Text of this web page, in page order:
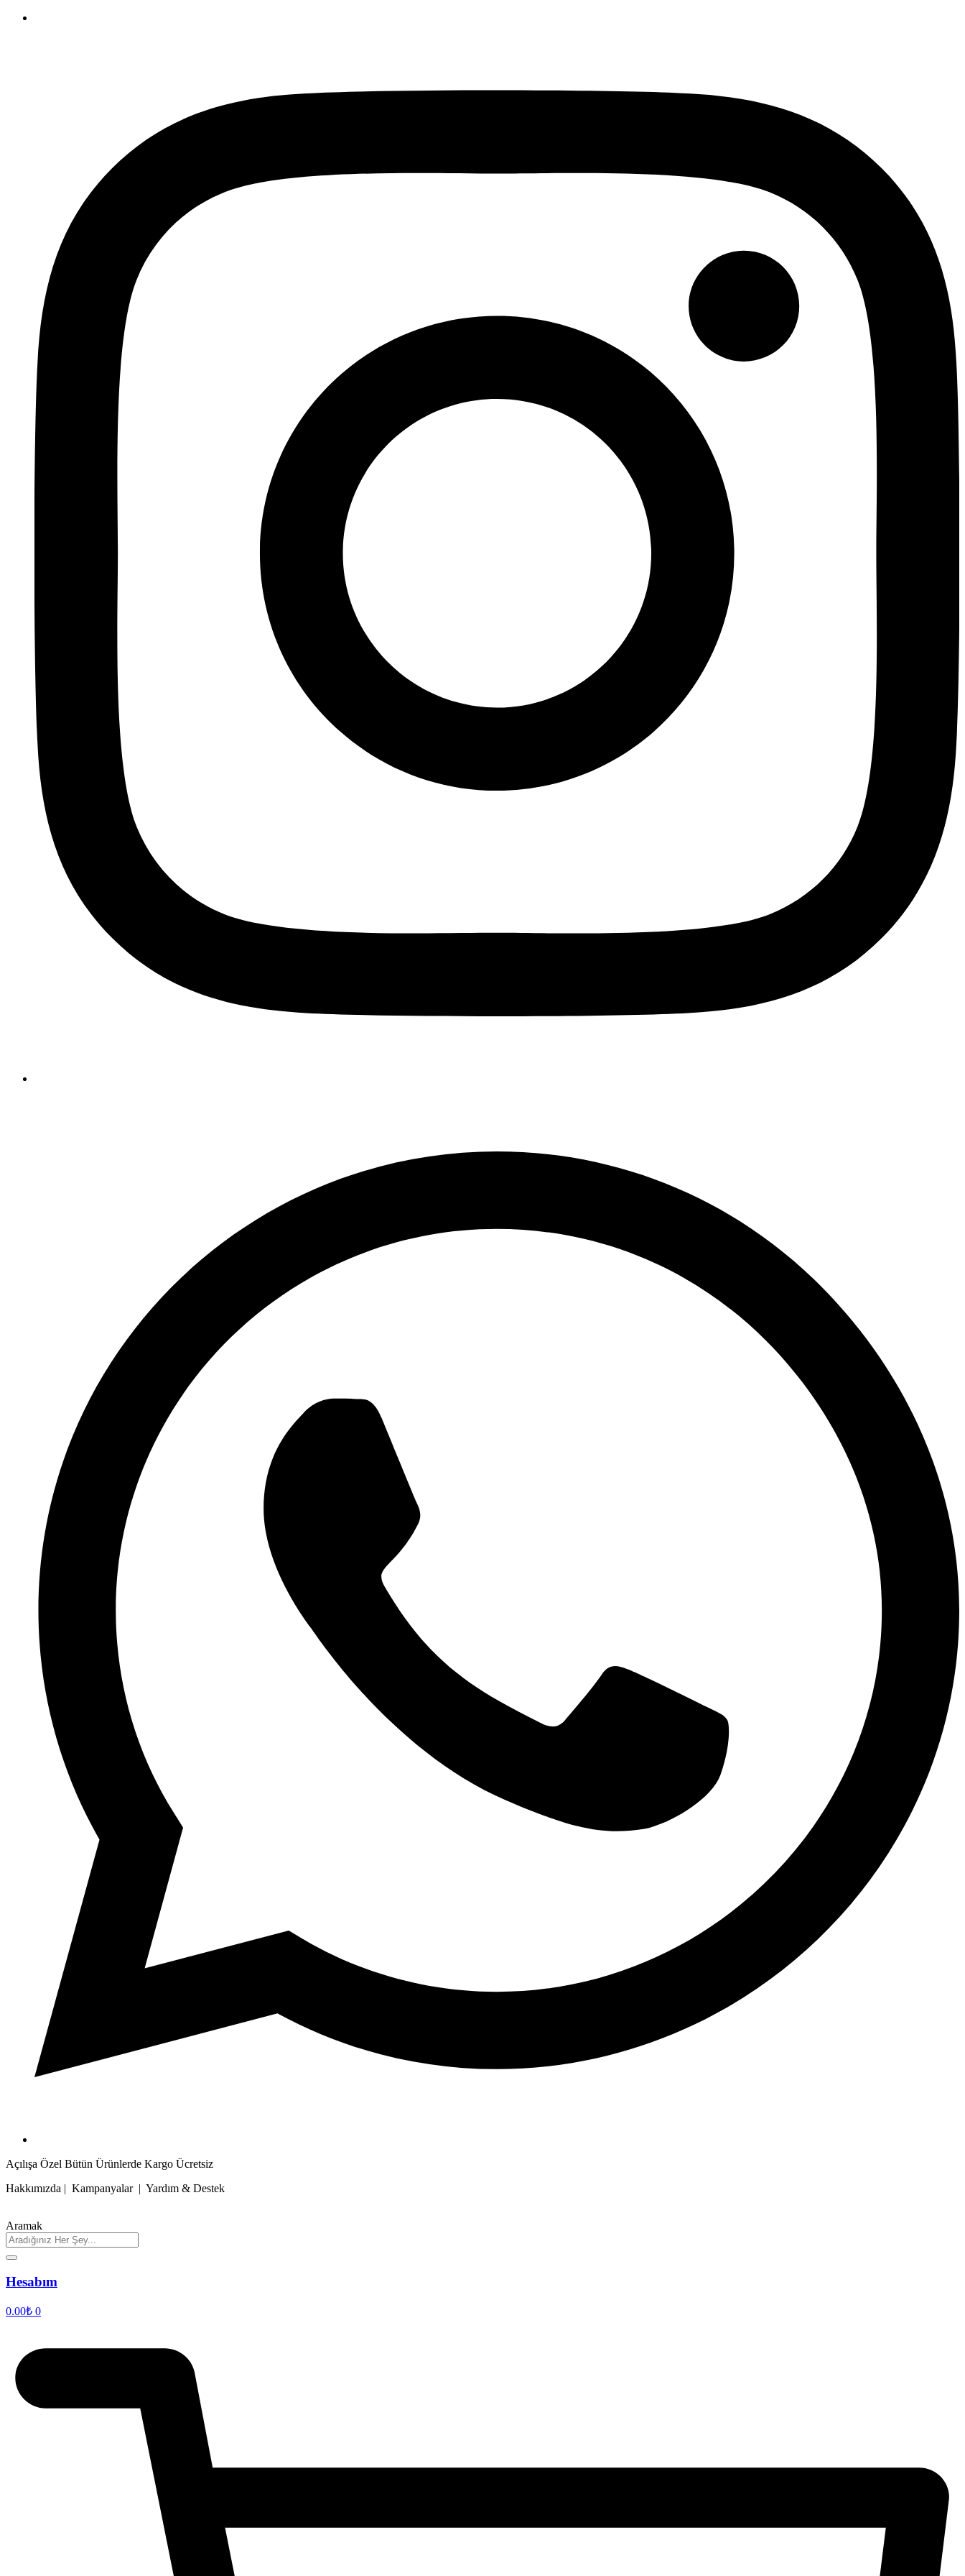
İçeriğe
Açılışa Özel Bütün Ürünlerde Kargo Ücretsiz
Hakkımızda | Kampanyalar | Yardım & Destek
Aramak
Hesabım
0.00₺ 0